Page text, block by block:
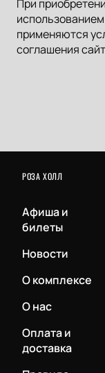
При
применяются
соглашения
РОЗА ХОЛЛ
Афиша и
билеты
Новости
О комплексе
О нас
Оплата и
доставка